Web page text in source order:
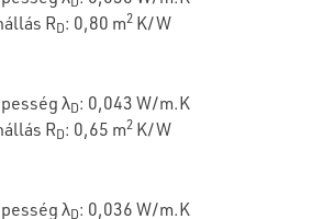
RD: 0,80 m2 K/W
λD: 0,043 W/m.K
RD: 0,65 m2 K/W
λD: 0,036 W/m.K